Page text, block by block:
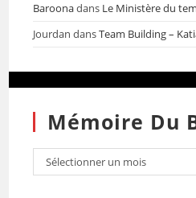
Baroonadans Le Ministère du
Jourdan dansTeam Building –
Mémoire Du
Sélectionner un mois